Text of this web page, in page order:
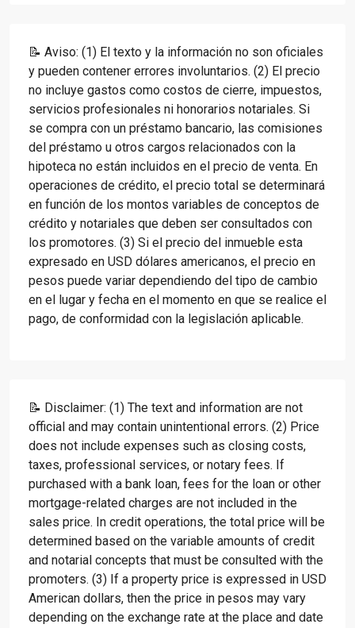
📝 Aviso: (1) El texto y la información no son oficiales
y pueden contener errores involuntarios. (2) El precio
no incluye gastos como costos de cierre, impuestos,
servicios profesionales ni honorarios notariales. Si
se compra con un préstamo bancario, las comisiones
del préstamo u otros cargos relacionados con la
hipoteca no están incluidos en el precio de venta. En
operaciones de crédito, el precio total se determinará
en función de los montos variables de conceptos de
crédito y notariales que deben ser consultados con
los promotores. (3) Si el precio del inmueble esta
expresado en USD dólares americanos, el precio en
pesos puede variar dependiendo del tipo de cambio
en el lugar y fecha en el momento en que se realice el
pago, de conformidad con la legislación aplicable.
📝 Disclaimer: (1) The text and information are not
official and may contain unintentional errors. (2) Price
does not include expenses such as closing costs,
taxes, professional services, or notary fees. If
purchased with a bank loan, fees for the loan or other
mortgage-related charges are not included in the
sales price. In credit operations, the total price will be
determined based on the variable amounts of credit
and notarial concepts that must be consulted with the
promoters. (3) If a property price is expressed in USD
American dollars, then the price in pesos may vary
depending on the exchange rate at the place and date